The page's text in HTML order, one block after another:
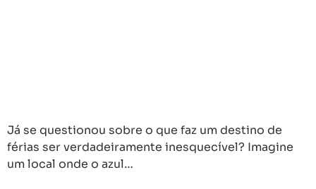
Já se questionou sobre o que faz um destino de
férias ser verdadeiramente inesquecível? Imagine
um local onde o azul…